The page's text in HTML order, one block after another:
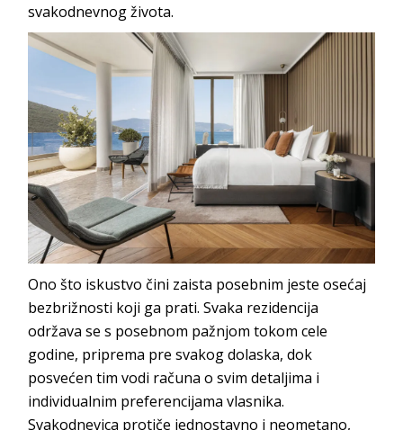
svakodnevnog života.
Ono što iskustvo čini zaista posebnim jeste osećaj
bezbrižnosti koji ga prati. Svaka rezidencija
održava se s posebnom pažnjom tokom cele
godine, priprema pre svakog dolaska, dok
posvećen tim vodi računa o svim detaljima i
individualnim preferencijama vlasnika.
Svakodnevica protiče jednostavno i neometano,